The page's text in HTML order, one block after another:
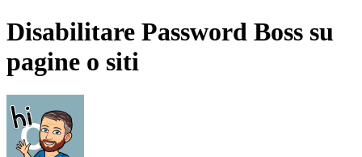
Disabilitare Password Boss su
pagine o siti